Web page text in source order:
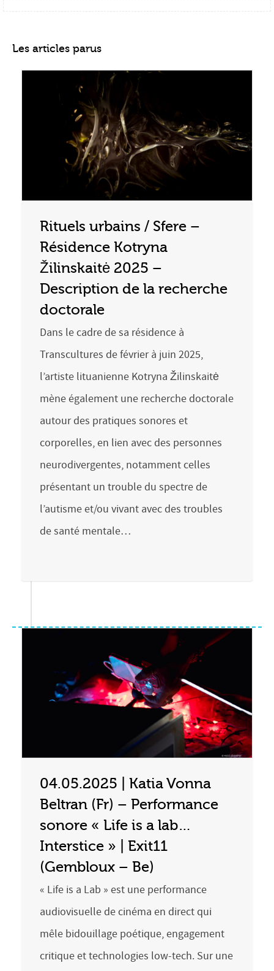
Les articles parus
Rituels urbains / Sfere –
Résidence Kotryna
Žilinskaitė 2025 –
Description de la recherche
doctorale
Dans le cadre de sa résidence à
Transcultures de février à juin 2025,
l’artiste lituanienne Kotryna Žilinskaitė
mène également une recherche doctorale
autour des pratiques sonores et
corporelles, en lien avec des personnes
neurodivergentes, notamment celles
présentant un trouble du spectre de
l’autisme et/ou vivant avec des troubles
de santé mentale…
04.05.2025 | Katia Vonna
Beltran (Fr) – Performance
sonore « Life is a lab…
Interstice » | Exit11
(Gembloux – Be)
« Life is a Lab » est une performance
audiovisuelle de cinéma en direct qui
mêle bidouillage poétique, engagement
critique et technologies low-tech. Sur une